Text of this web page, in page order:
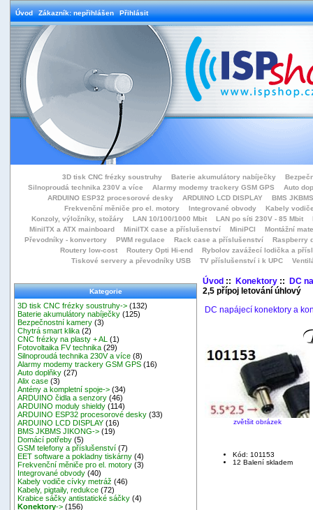
Úvod Zákazník: nepřihlášen Přihlásit
3D tisk CNC frézky soustruhy Baterie akumulátory nabíječky
Silnoproudá technika 230V a více
Alarmy modemy trackery GSM GPS
Auto
ARDUINO ESP32 procesorové desky
ARDUINO LCD DISPLAY
BMS
Frekvenční měniče pro el. motory
Integrované obvody
Kabely
Konzoly, výložníky, stožáry
LAN 10/100/1000 Mbit LAN po síti 230V - 85 Mbit
MiniITX a ATX mainboard
MiniITX case a příslušenství MiniPCI
Montážní
Převodníky - konvertory
PWM regulace Rack case a příslušenství
Raspberry
Routery low-cost
Routery Opti Hi-end
Rybolov zavážecí lodička a přísl
Tiskové servery a převodníky USB
TV příslušenství i k UPC
Kategorie
3D tisk CNC frézky soustruhy-> (132)
Baterie akumulátory nabíječky (125)
Bezpečnostní kamery (3)
Chytrá smart klika (2)
CNC frézky na plasty + AL
(1)
Fotovoltaika FV technika (29)
Silnoproudá technika 230V a více (8)
Alarmy modemy trackery GSM GPS (16)
Auto doplňky (27)
Alix case (3)
Antény a kompletní spoje-> (34)
ARDUINO čidla a senzory (46)
ARDUINO moduly shieldy (114)
ARDUINO ESP32 procesorové desky (33)
ARDUINO LCD DISPLAY (16)
BMS JKBMS JIKONG-> (19)
Domácí potřeby (5)
GSM telefony a příslušenství (7)
EET software a pokladny tiskárny (4)
Frekvenční měniče pro el. motory (3)
Integrované obvody (40)
Kabely vodiče cívky metráž (46)
Kabely, pigtaily, redukce (72)
Krabice sáčky antistatické sáčky (4)
Konektory-> (156)
Úvod:: Konektory:: DC
2,5 přípoj letování úhlový
DC napájecí konektory a
zvětšit obrázek
Kód: 101153
12 Balení skladem